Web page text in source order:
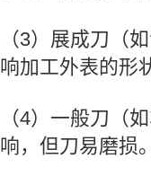
（3）展成刀（
响加工外表的形
（4）一般刀（
响，但刀易磨损